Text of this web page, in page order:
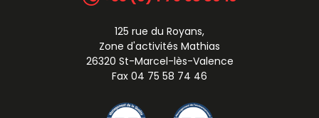
125 rue du Royans,
Zone d'activités Mathias
26320 St-Marcel-lès-Valence
Fax 04 75 58 74 46